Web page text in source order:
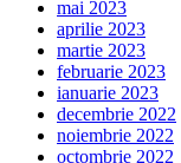
mai 2023
aprilie 2023
martie 2023
februarie 2023
ianuarie 2023
decembrie 2022
noiembrie 2022
octombrie 2022